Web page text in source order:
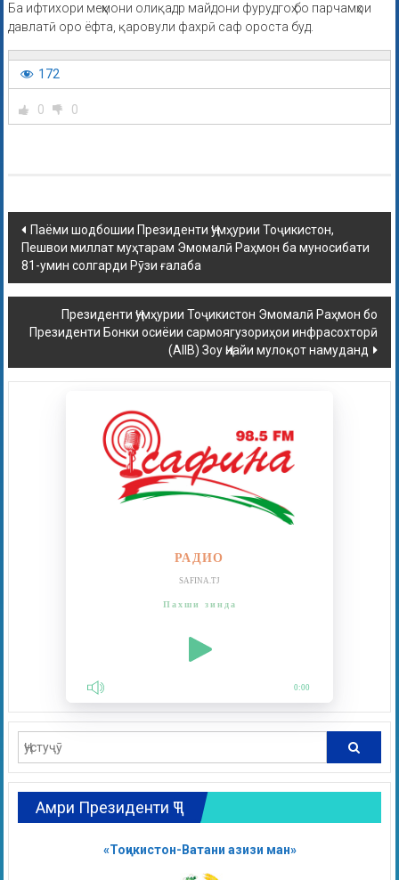
Ба ифтихори меҳмони олиқадр майдони фурудгоҳ бо парчамҳои
давлатӣ оро ёфта, қаровули фахрӣ саф ороста буд.
172
0 0
Паёми шодбошии Президенти Ҷумҳурии Тоҷикистон,
Пешвои миллат муҳтарам Эмомалӣ Раҳмон ба муносибати
81-умин солгарди Рӯзи ғалаба
Президенти Ҷумҳурии Тоҷикистон Эмомалӣ Раҳмон бо
Президенти Бонки осиёии сармоягузориҳои инфрасохторӣ
(AIIB) Зоу Ҷиайи мулоқот намуданд
РАДИО
SAFINA.TJ
Пахши зинда
0:00
Амри Президенти ҶТ
«Тоҷикистон-Ватани азизи ман»